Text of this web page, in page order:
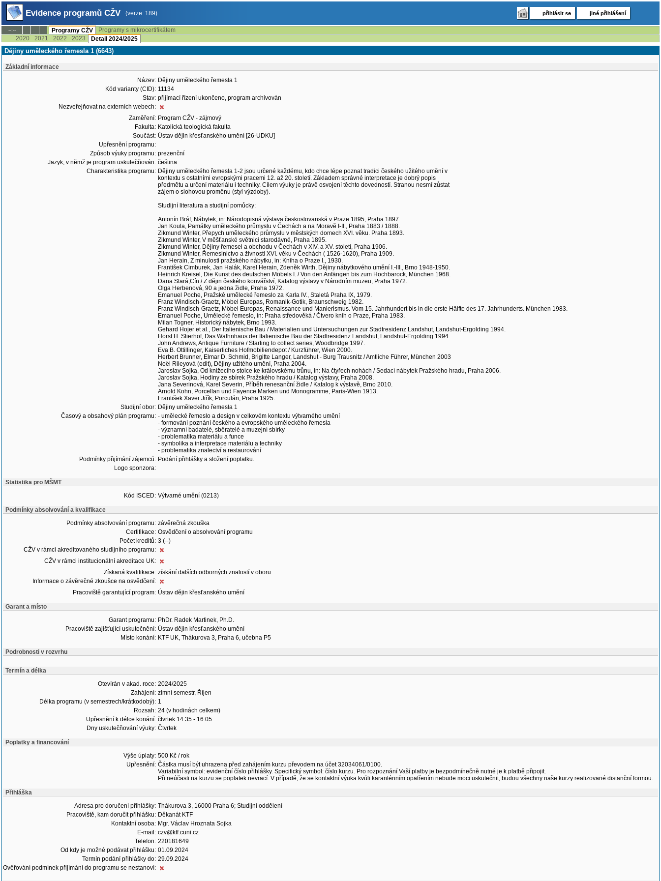
Evidence programů CŽV (verze: 189) přihlásit se jiné přihlášení
--:-- Programy CŽV
Programy s mikrocertifikátem
2020
2021 2022 2023 Detail 2024/2025
Dějiny uměleckého řemesla 1 (6643)
Základní informace
Název: Dějiny uměleckého řemesla 1
Kód varianty (CID): 11134
Stav: přijímací řízení ukončeno, program archivován
Nezveřejňovat na externích webech:
Zaměření: Program CŽV - zájmový
Fakulta: Katolická teologická fakulta
Součást: Ústav dějin křesťanského umění [26-UDKU]
Upřesnění programu:
Způsob výuky programu: prezenční
Jazyk, v němž je program uskutečňován: čeština
Charakteristika programu: Dějiny uměleckého řemesla 1-2 jsou určené každému, kdo chce lépe poznat tradici českého užitého umění v
kontextu s ostatními evropskými pracemi 12. až 20. století. Základem správné interpretace je dobrý popis
předmětu a určení materiálu i techniky. Cílem výuky je právě osvojení těchto dovedností. Stranou nesmí zůstat
zájem o slohovou proměnu (styl výzdoby).
Studijní literatura a studijní pomůcky:
Antonín Bráf, Nábytek, in: Národopisná výstava českoslovanská v Praze 1895, Praha 1897.
Jan Koula, Památky uměleckého průmyslu v Čechách a na Moravě I-II., Praha 1883 / 1888.
Zikmund Winter, Přepych uměleckého průmyslu v městských domech XVI. věku. Praha 1893.
Zikmund Winter, V měšťanské světnici starodávné, Praha 1895.
Zikmund Winter, Dějiny řemesel a obchodu v Čechách v XIV. a XV. století, Praha 1906.
Zikmund Winter, Řemeslnictvo a živnosti XVI. věku v Čechách ( 1526-1620), Praha 1909.
Jan Herain, Z minulosti pražského nábytku, in: Kniha o Praze I., 1930.
František Cimburek, Jan Halák, Karel Herain, Zdeněk Wirth, Dějiny nábytkového umění I.-III., Brno 1948-1950.
Heinrich Kreisel, Die Kunst des deutschen Möbels I. / Von den Anfängen bis zum Hochbarock, München 1968.
Dana Stará,Cín / Z dějin českého konvářství, Katalog výstavy v Národním muzeu, Praha 1972.
Olga Herbenová, 90 a jedna židle, Praha 1972.
Emanuel Poche, Pražské umělecké řemeslo za Karla IV., Staletá Praha IX, 1979.
Franz Windisch-Graetz, Möbel Europas, Romanik-Gotik, Braunschweig 1982.
Franz Windisch-Graetz, Möbel Europas, Renaissance und Manierismus. Vom 15. Jahrhundert bis in die erste Hälfte des 17. Jahrhunderts. München 1983.
Emanuel Poche, Umělecké řemeslo, in: Praha středověká / Čtvero knih o Praze, Praha 1983.
Milan Togner, Historický nábytek, Brno 1993.
Gehard Hojer et al., Der Italienische Bau / Materialien und Untersuchungen zur Stadtresidenz Landshut, Landshut-Ergolding 1994.
Horst H. Stierhof, Das Walhnhaus der Italienische Bau der Stadtresidenz Landshut, Landshut-Ergolding 1994.
John Andrews, Antique Furniture / Starting to collect series, Woodbridge 1997.
Eva B. Ottillinger, Kaiserliches Hofmobiliendepot / Kurzführer, Wien 2000.
Herbert Brunner, Elmar D. Schmid, Brigitte Langer, Landshut - Burg Trausnitz / Amtliche Führer, München 2003
Noël Rileyová (edit), Dějiny užitého umění, Praha 2004.
Jaroslav Sojka, Od knížecího stolce ke královskému trůnu, in: Na čtyřech nohách / Sedací nábytek Pražského hradu, Praha 2006.
Jaroslav Sojka, Hodiny ze sbírek Pražského hradu / Katalog výstavy, Praha 2008.
Jana Severinová, Karel Severin, Příběh renesanční židle / Katalog k výstavě, Brno 2010.
Arnold Kohn, Porcellan und Fayence Marken und Monogramme, Paris-Wien 1913.
František Xaver Jiřík, Porculán, Praha 1925.
Studijní obor: Dějiny uměleckého řemesla 1
Časový a obsahový plán programu: - umělecké řemeslo a design v celkovém kontextu výtvarného umění
- formování poznání českého a evropského uměleckého řemesla
- významní badatelé, sběratelé a muzejní sbírky
- problematika materiálu a funce
- symbolika a interpretace materiálu a techniky
- problematika znalectví a restaurování
Podmínky přijímání zájemců: Podání přihlášky a složení poplatku.
Logo sponzora:
Statistika pro MŠMT
Kód ISCED: Výtvarné umění (0213)
Podmínky absolvování a kvalifikace
Podmínky absolvování programu: závěrečná zkouška
Certifikace: Osvědčení o absolvování programu
Počet kreditů: 3 (--)
CŽV v rámci akreditovaného studijního programu:
CŽV v rámci institucionální akreditace UK:
Získaná kvalifikace: získání dalších odborných znalostí v oboru
Informace o závěrečné zkoušce na osvědčení:
Pracoviště garantující program: Ústav dějin křesťanského umění
Garant a místo
Garant programu: PhDr. Radek Martinek, Ph.D.
Pracoviště zajišťující uskutečnění: Ústav dějin křesťanského umění
Místo konání: KTF UK, Thákurova 3, Praha 6, učebna P5
Podrobnosti v rozvrhu
Termín a délka
Otevírán v akad. roce: 2024/2025
Zahájení: zimní semestr, Říjen
Délka programu (v semestrech/krátkodobý): 1
Rozsah: 24 (v hodinách celkem)
Upřesnění k délce konání: čtvrtek 14:35 - 16:05
Dny uskutečňování výuky: Čtvrtek
Poplatky a financování
Výše úplaty: 500 Kč / rok
Upřesnění: Částka musí být uhrazena před zahájením kurzu převodem na účet 32034061/0100.
Variabilní symbol: evidenční číslo přihlášky. Specifický symbol: číslo kurzu. Pro rozpoznání Vaší platby je bezpodmínečně nutné je k platbě připojit.
Při neúčasti na kurzu se poplatek nevrací. V případě, že se kontaktní výuka kvůli karanténním opatřením nebude moci uskutečnit, budou všechny naše kurzy realizované distanční formou.
Přihláška
Adresa pro doručení přihlášky: Thákurova 3, 16000 Praha 6; Studijní oddělení
Pracoviště, kam doručit přihlášku: Děkanát KTF
Kontaktní osoba: Mgr. Václav Hroznata Sojka
E-mail: czv@ktf.cuni.cz
Telefon: 220181649
Od kdy je možné podávat přihlášku: 01.09.2024
Termín podání přihlášky do: 29.09.2024
Ověřování podmínek přijímání do programu se nestanoví: